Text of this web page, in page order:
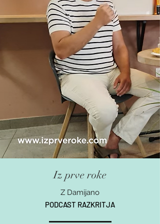
Iz prve roke
Z Damijano
PODCAST RAZKRITJA